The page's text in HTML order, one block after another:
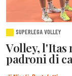
SUPERLEGA VOLLEY
Volley, l'Itas
padroni di